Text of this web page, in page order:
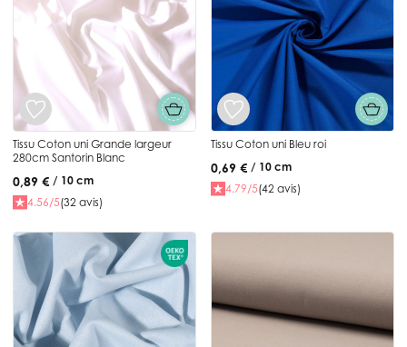
Tissu Coton uni Grande largeur
280cm Santorin Blanc
0,89 € / 10 cm
4.56/5(32 avis)
Tissu Coton uni Bleu roi
0,69 € / 10 cm
4.79/5(42 avis)